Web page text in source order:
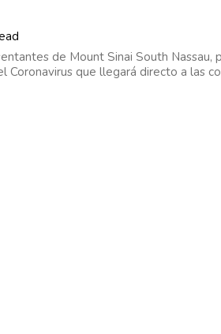
de Mount Sinai South
que llegará directo a las